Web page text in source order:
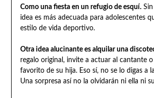
Como una fiesta en un refugio de esquí.Sin
idea es más adecuada para adolescentes
estilo de vida deportivo.
Otra idea alucinante es alquilar una
regalo original, invite a actuar al cantante o
favorito de su hija. Eso sí, no se lo digas a
Una sorpresa así no la olvidarán ni ella ni